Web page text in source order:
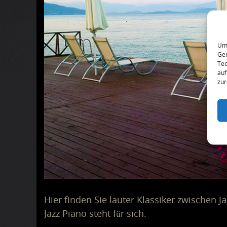
Hier finden Sie lauter Klassiker zwischen
Jazz Piano steht für sich.